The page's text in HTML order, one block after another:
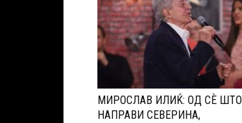
МИРОСЛАВ ИЛИЌ: ОД СÈ ШТО
НАПРАВИ СЕВЕРИНА,